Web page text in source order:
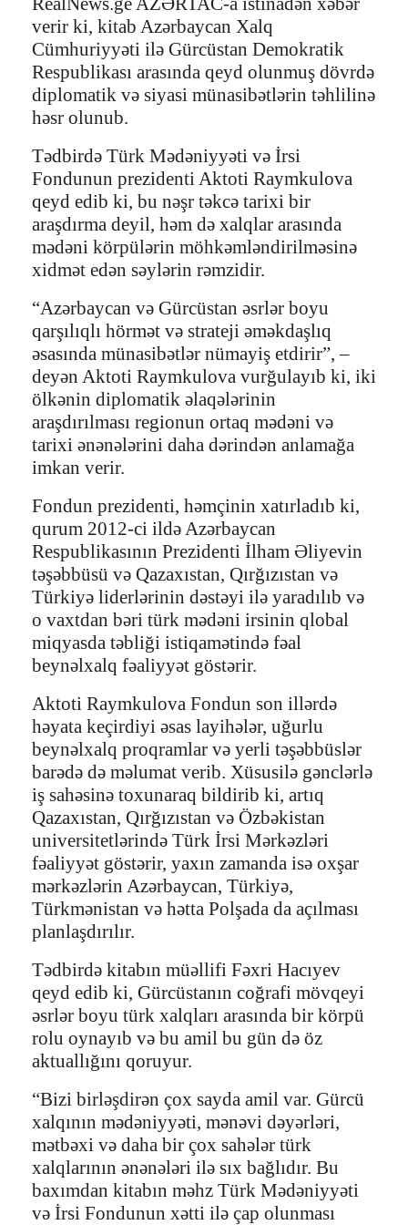
verir ki, kitab Azərbaycan Xalq
Cümhuriyyəti ilə Gürcüstan Demokratik
Respublikası arasında qeyd olunmuş dövrdə
diplomatik və siyasi münasibətlərin təhlilinə
həsr olunub.
Tədbirdə Türk Mədəniyyəti və İrsi
Fondunun prezidenti Aktoti Raymkulova
qeyd edib ki, bu nəşr təkcə tarixi bir
araşdırma deyil, həm də xalqlar arasında
mədəni körpülərin möhkəmləndirilməsinə
xidmət edən səylərin rəmzidir.
“Azərbaycan və Gürcüstan əsrlər boyu
qarşılıqlı hörmət və strateji əməkdaşlıq
əsasında münasibətlər nümayiş etdirir”, –
deyən Aktoti Raymkulova vurğulayıb ki, iki
ölkənin diplomatik əlaqələrinin
araşdırılması regionun ortaq mədəni və
tarixi ənənələrini daha dərindən anlamağa
imkan verir.
Fondun prezidenti, həmçinin xatırladıb ki,
qurum 2012-ci ildə Azərbaycan
Respublikasının Prezidenti İlham Əliyevin
təşəbbüsü və Qazaxıstan, Qırğızıstan və
Türkiyə liderlərinin dəstəyi ilə yaradılıb və
o vaxtdan bəri türk mədəni irsinin qlobal
miqyasda təbliği istiqamətində fəal
beynəlxalq fəaliyyət göstərir.
Aktoti Raymkulova Fondun son illərdə
həyata keçirdiyi əsas layihələr, uğurlu
beynəlxalq proqramlar və yerli təşəbbüslər
barədə də məlumat verib. Xüsusilə gənclərlə
iş sahəsinə toxunaraq bildirib ki, artıq
Qazaxıstan, Qırğızıstan və Özbəkistan
universitetlərində Türk İrsi Mərkəzləri
fəaliyyət göstərir, yaxın zamanda isə oxşar
mərkəzlərin Azərbaycan, Türkiyə,
Türkmənistan və hətta Polşada da açılması
planlaşdırılır.
Tədbirdə kitabın müəllifi Fəxri Hacıyev
qeyd edib ki, Gürcüstanın coğrafi mövqeyi
əsrlər boyu türk xalqları arasında bir körpü
rolu oynayıb və bu amil bu gün də öz
aktuallığını qoruyur.
“Bizi birləşdirən çox sayda amil var. Gürcü
xalqının mədəniyyəti, mənəvi dəyərləri,
mətbəxi və daha bir çox sahələr türk
xalqlarının ənənələri ilə sıx bağlıdır. Bu
baxımdan kitabın məhz Türk Mədəniyyəti
və İrsi Fondunun xətti ilə çap olunması